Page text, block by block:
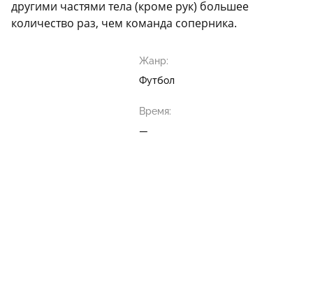
другими частями тела (кроме рук) большее
количество раз, чем команда соперника.
Жанр:
Футбол
Время:
—